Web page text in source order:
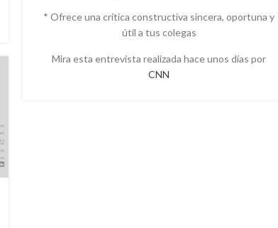
* Ofrece una crítica constructiva sincera, oportuna y
útil a tus colegas
Mira esta entrevista realizada hace unos días por
CNN